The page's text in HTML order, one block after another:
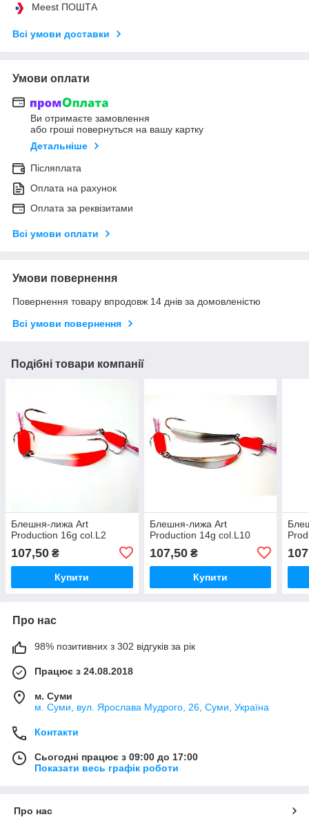
Meest ПОШТА
Всі умови доставки
Умови оплати
Ви отримаєте замовлення
або гроші повернуться на вашу картку
Детальніше
Післяплата
Оплата на рахунок
Оплата за реквізитами
Всі умови оплати
Умови повернення
Повернення товару впродовж 14 днів за домовленістю
Всі умови повернення
Подібні товари компанії
Блешня-лижа Art
Production 16g col.L2
107,50 ₴
Купити
Блешня-лижа Art
Production 14g col.L10
107,50₴
Купити
Про нас
98% позитивних з 302 відгуків за рік
Працює з 24.08.2018
м. Суми
м. Суми, вул. Ярослава Мудрого, 26, Суми, Україна
Контакти
Сьогодні працює з 09:00 до 17:00
Показати весь графік роботи
Про нас